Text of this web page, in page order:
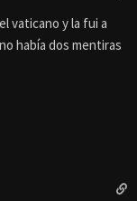
vaticano y la fui a
había dos mentiras